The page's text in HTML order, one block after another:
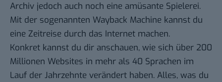
Archiv jedoch auch noch eine amüsante Spielerei.
Mit der sogenannten Wayback Machine kannst du
eine Zeitreise durch das Internet machen.
Konkret kannst du dir anschauen, wie sich über 200
Millionen Websites in mehr als 40 Sprachen im
Lauf der Jahrzehnte verändert haben. Alles, was du